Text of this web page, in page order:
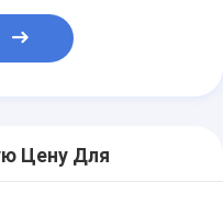
Цену Для